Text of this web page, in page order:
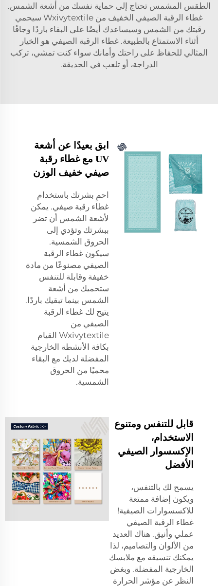
الطقس المشمس تحتاج إلى حماية نفسك من أشعة الشمس.
غطاء الرقبة الصيفي الخفيف من Wxivytextile سيحمي
رقبتك من الشمس وسيساعدك أيضًا على البقاء باردًا وجافًا
أثناء الاستمتاع بالطبيعة. غطاء الرقبة الصيفي هو الخيار
المثالي للحفاظ على راحتك وأمانك سواء كنت تمشي، تركب
الدراجة، أو تلعب في الحديقة.
ابق بعيدًا عن أشعة
UV مع غطاء رقبة
صيفي خفيف الوزن
احمِ بشرتك باستخدام
غطاء رقبة صيفي. يمكن
لأشعة الشمس أن تضر
ببشرتك وتؤدي إلى
الحروق الشمسية.
سيكون غطاء الرقبة
الصيفي مصنوعًا من مادة
خفيفة وقابلة للتنفس
ستحميك من أشعة
الشمس بينما تبقيك باردًا.
يتيح لك غطاء الرقبة
الصيفي من
Wxivytextile القيام
بكافة الأنشطة الخارجية
المفضلة لديك مع البقاء
محميًا من الحروق
الشمسية.
قابل للتنفس ومتنوع
الاستخدام،
الإكسسوار الصيفي
الأفضل
يسمح لك بالتنفس،
ويكون إضافة ممتعة
للاكسسوارات الصيفية!
غطاء الرقبة الصيفي
عملي وأنيق. هناك العديد
من الألوان والتصاميم، لذا
يمكنك تنسيقه مع ملابسك
الخارجية المفضلة. وبغض
النظر عن مؤشر الحرارة